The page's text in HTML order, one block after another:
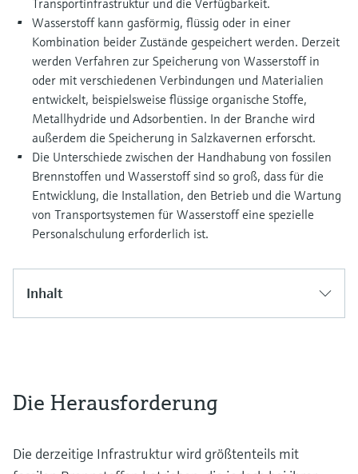
Transportinfrastruktur und die Verfügbarkeit.
Wasserstoff kann gasförmig, flüssig oder in einer
Kombination beider Zustände gespeichert werden. Derzeit
werden Verfahren zur Speicherung von Wasserstoff in
oder mit verschiedenen Verbindungen und Materialien
entwickelt, beispielsweise flüssige organische Stoffe,
Metallhydride und Adsorbentien. In der Branche wird
außerdem die Speicherung in Salzkavernen erforscht.
Die Unterschiede zwischen der Handhabung von fossilen
Brennstoffen und Wasserstoff sind so groß, dass für die
Entwicklung, die Installation, den Betrieb und die Wartung
von Transportsystemen für Wasserstoff eine spezielle
Personalschulung erforderlich ist.
Inhalt
Die Herausforderung
Die derzeitige Infrastruktur wird größtenteils mit